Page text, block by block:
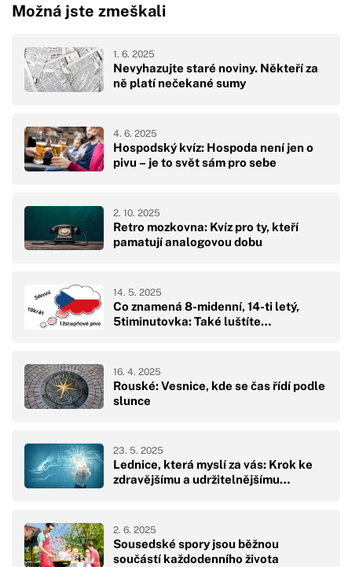
Možná jste zmeškali
Nevyhazujte staré noviny. Někteří za
ně platí nečekané sumy
1. 6. 2025
Hospodský kvíz: Hospoda není jen o
pivu – je to svět sám pro sebe
4. 6. 2025
Retro mozkovna: Kvíz pro ty, kteří
pamatují analogovou dobu
2. 10. 2025
Co znamená 8-midenní, 14-ti letý,
5timinutovka: Také luštíte…
14. 5. 2025
Rouské: Vesnice, kde se čas řídí podle
slunce
16. 4. 2025
Lednice, která myslí za vás: Krok ke
zdravějšímu a udržitelnějšímu…
23. 5. 2025
Sousedské spory jsou běžnou
součástí každodenního života
2. 6. 2025